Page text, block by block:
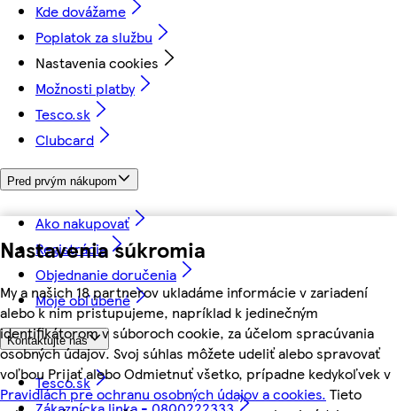
Nastavenia súkromia
My a našich 18 partnerov ukladáme informácie v zariadení
alebo k nim pristupujeme, napríklad k jedinečným
identifikátorom v súboroch cookie, za účelom spracúvania
osobných údajov. Svoj súhlas môžete udeliť alebo spravovať
voľbou Prijať alebo Odmietnuť všetko, prípadne kedykoľvek v
Pravidlách pre ochranu osobných údajov a cookies. Tieto
Kde dovážame
Poplatok za službu
Nastavenia cookies
Možnosti platby
Tesco.sk
Clubcard
Pred prvým nákupom
Ako nakupovať
Registrácia
Objednanie doručenia
Moje obľúbené
Kontaktujte nás
Tesco.sk